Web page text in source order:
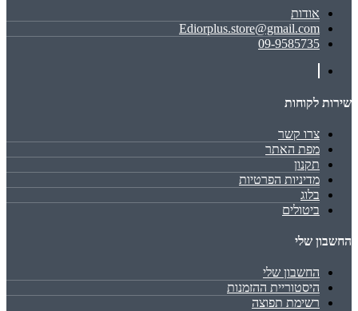
אודות
Ediorplus.store@gmail.com
09-9585735
שירות לקוחות
צרו קשר
מפת האתר
תקנון
מדיניות הפרטיות
בלוג
ביטולים
החשבון שלי
החשבון שלי
היסטוריית ההזמנות
רשימת תפוצה